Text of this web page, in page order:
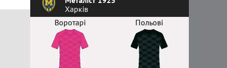
Харків
Воротарі
Польові